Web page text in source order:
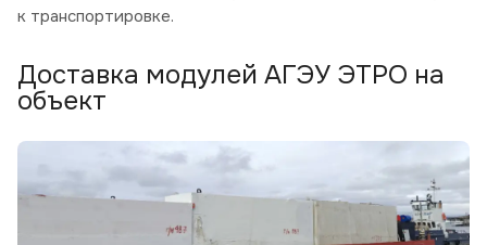
к транспортировке.
Доставка модулей АГЭУ ЭТРО на
объект